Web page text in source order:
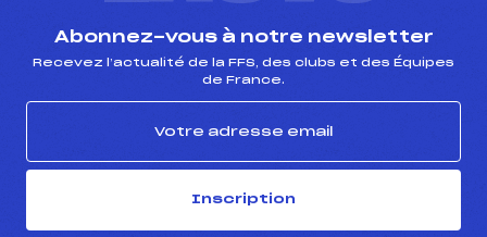
Abonnez-vous à notre newsletter
Recevez l’actualité de la FFS, des clubs et des Équipes
de France.
Inscription